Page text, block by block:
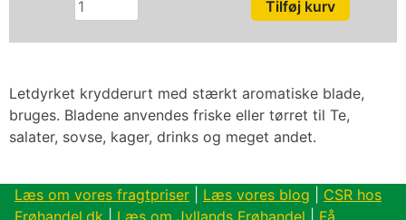
Letdyrket krydderurt med stærkt aromatiske blade,
bruges. Bladene anvendes friske eller tørret til Te,
salater, sovse, kager, drinks og meget andet.
Læs om vores fragtpriser Læs vores blog
CSR hos